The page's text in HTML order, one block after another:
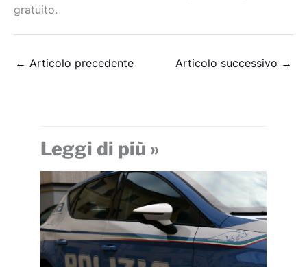
gratuito.
← Articolo precedente Articolo successivo →
Leggi di più »